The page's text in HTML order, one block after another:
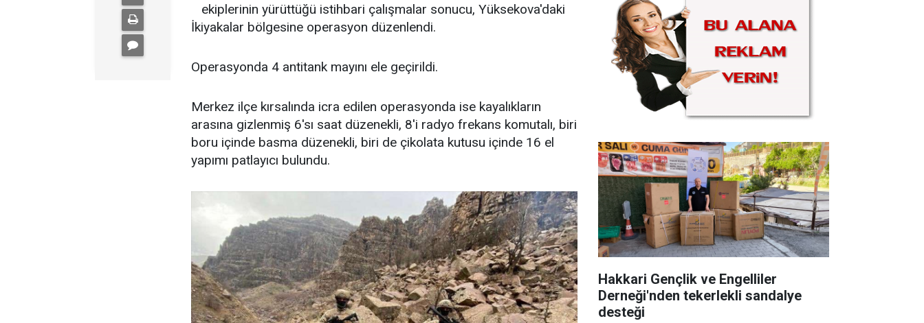
ekiplerinin yürüttüğü istihbari çalışmalar sonucu, Yüksekova'daki
İkiyakalar bölgesine operasyon düzenlendi.
Operasyonda 4 antitank mayını ele geçirildi.
Merkez ilçe kırsalında icra edilen operasyonda ise kayalıkların
arasına gizlenmiş 6'sı saat düzenekli, 8'i radyo frekans komutalı, biri
boru içinde basma düzenekli, biri de çikolata kutusu içinde 16 el
yapımı patlayıcı bulundu.
Hakkari Gençlik ve Engelliler
Derneği'nden tekerlekli sandalye
desteği